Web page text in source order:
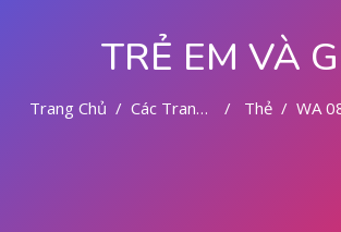
TRẺ EM VÀ
Trang Chủ Các Trang Của Hệ Thống Thẻ WA 082281779727 DOKTER